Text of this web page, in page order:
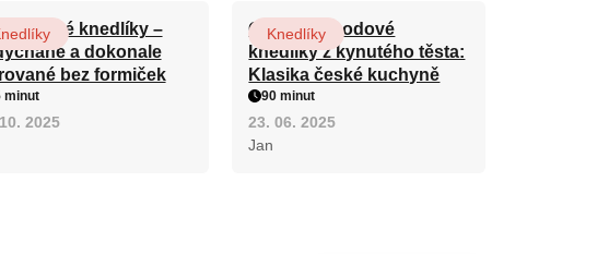
knedlíky –
a dokonale
bez formiček
minut
2025
Ovocné jahodové
knedlíky z kynutého těsta:
Klasika české kuchyně
Knedlíky
90 minut
23. 06. 2025
Jan